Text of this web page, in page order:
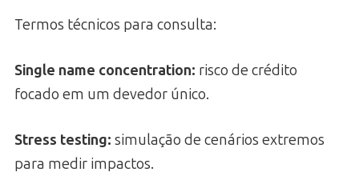
Termos técnicos para consulta:
Single name concentration: risco de crédito
focado em um devedor único.
Stress testing: simulação de cenários extremos
para medir impactos.